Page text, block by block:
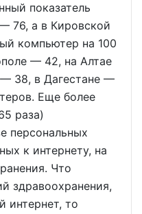
показатель
76, а в Кировской
компьютер на 100
— 42, на Алтае
38, в Дагестане —
Еще более
раза)
персональных
к интернету, на
Что
здравоохранения,
интернет, то